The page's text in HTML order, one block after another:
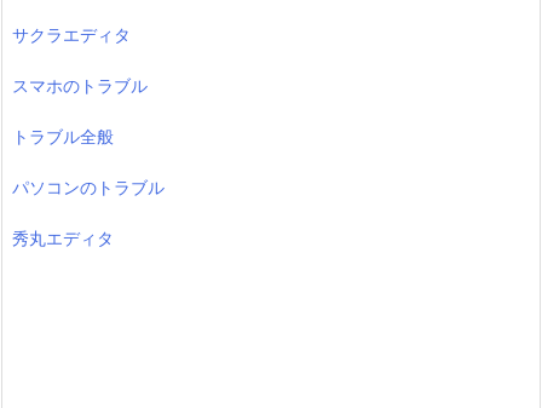
サクラエディタ
スマホのトラブル
トラブル全般
パソコンのトラブル
秀丸エディタ